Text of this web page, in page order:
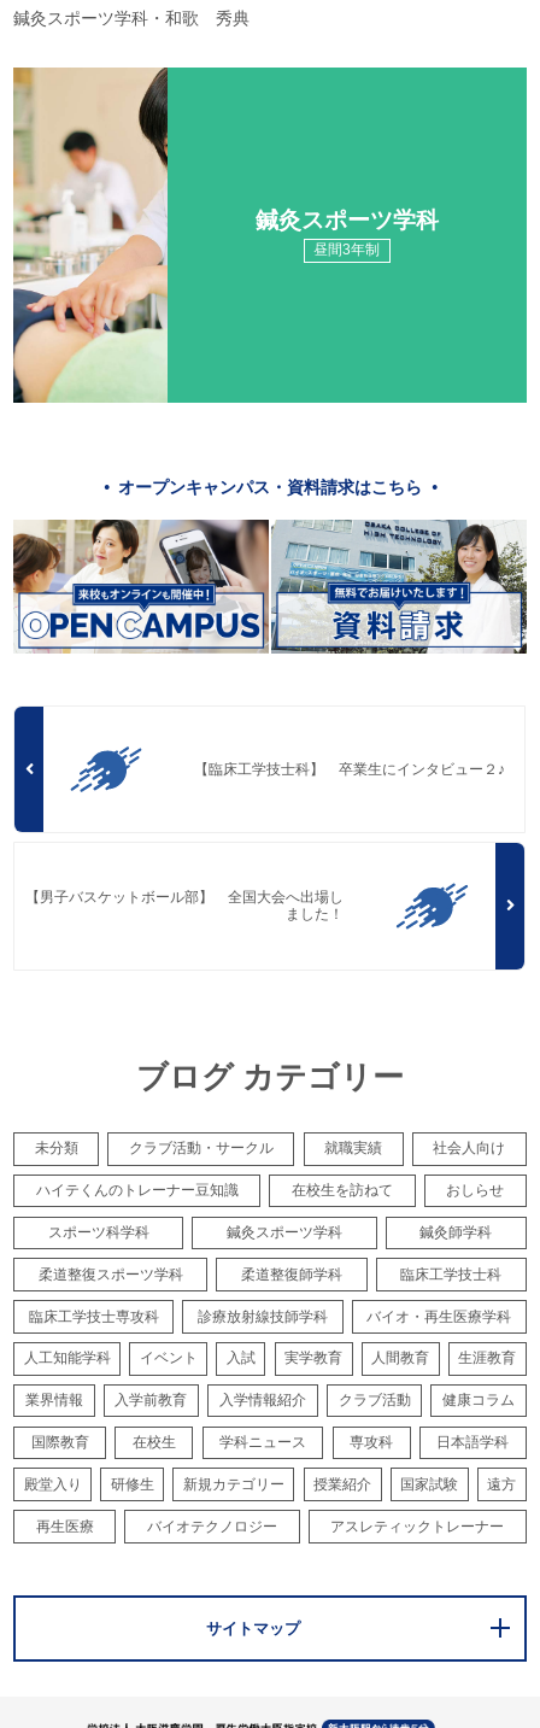
鍼灸スポーツ学科・和歌 秀典
鍼灸スポーツ学科
昼間3年制
オープンキャンパス・資料請求はこちら
【臨床工学技士科】 卒業生にインタビュー２♪
【男子バスケットボール部】 全国大会へ出場し
ました！
ブログ カテゴリー
未分類 クラブ活動・サークル 就職実績 社会人向け
ハイテくんのトレーナー豆知識 在校生を訪ねて おしらせ
スポーツ科学科 鍼灸スポーツ学科 鍼灸師学科
柔道整復スポーツ学科 柔道整復師学科 臨床工学技士科
臨床工学技士専攻科 診療放射線技師学科 バイオ・再生医療学科
人工知能学科 イベント 入試 実学教育 人間教育 生涯教育
業界情報 入学前教育 入学情報紹介 クラブ活動 健康コラム
国際教育 在校生 学科ニュース 専攻科 日本語学科
殿堂入り 研修生 新規カテゴリー 授業紹介 国家試験 遠方
再生医療 バイオテクノロジー アスレティックトレーナー
サイトマップ